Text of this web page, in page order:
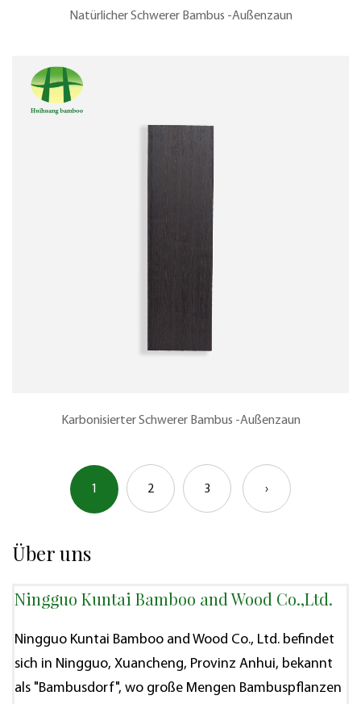
Natürlicher Schwerer Bambus -Außenzaun
Karbonisierter Schwerer Bambus -Außenzaun
1 2 3 ›
Über uns
Ningguo Kuntai Bamboo and Wood Co.,Ltd.
Ningguo Kuntai Bamboo and Wood Co., Ltd. befindet
sich in Ningguo, Xuancheng, Provinz Anhui, bekannt
als "Bambusdorf", wo große Mengen Bambuspflanzen